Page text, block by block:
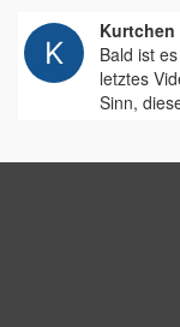
Kurtchen
Bald ist
letztes
Sinn,